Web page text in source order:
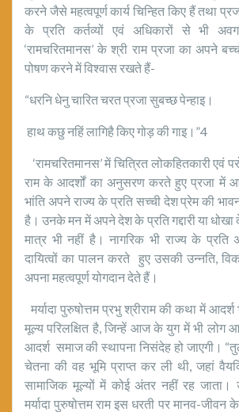
करने जैसे महत्वपूर्ण कार्य चिन्हित किए हैं तथा
के प्रति कर्तव्यों एवं अधिकारों से भी
‘रामचरितमानस’ के श्री राम प्रजा का अपने
पोषण करने में विश्वास रखते हैं-
“धरनि धेनु चारित चरत प्रजा सुबच्छ पेन्हाइ।
हाथ कछु नहिं लागिहै किए गोड़ की गाइ।”4
‘रामचरितमानस’ में चित्रित लोकहितकारी एवं
राम के आदर्शों का अनुसरण करते हुए प्रजा में
भांति अपने राज्य के प्रति सच्ची देश प्रेम की
है। उनके मन में अपने देश के प्रति गद्दारी या
मात्र भी नहीं है। नागरिक भी राज्य के प्रति
दायित्वों का पालन करते हुए उसकी उन्नति,
अपना महत्वपूर्ण योगदान देते हैं।
मर्यादा पुरुषोत्तम प्रभु श्रीराम की कथा में
मूल्य परिलक्षित है, जिन्हें आज के युग में भी लोग
आदर्श समाज की स्थापना निसंदेह हो जाएगी।
चेतना की वह भूमि प्राप्त कर ली थी, जहां
सामाजिक मूल्यों में कोई अंतर नहीं रह
मर्यादा पुरुषोत्तम राम इस धरती पर मानव-जीवन